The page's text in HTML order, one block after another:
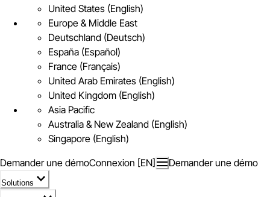
United States (English)
Europe & Middle East
Deutschland (Deutsch)
España (Español)
France (Français)
United Arab Emirates (English)
United Kingdom (English)
Asia Pacific
Australia & New Zealand (English)
Singapore (English)
Demander une démoConnexion [EN] Demander une démo
Solutions